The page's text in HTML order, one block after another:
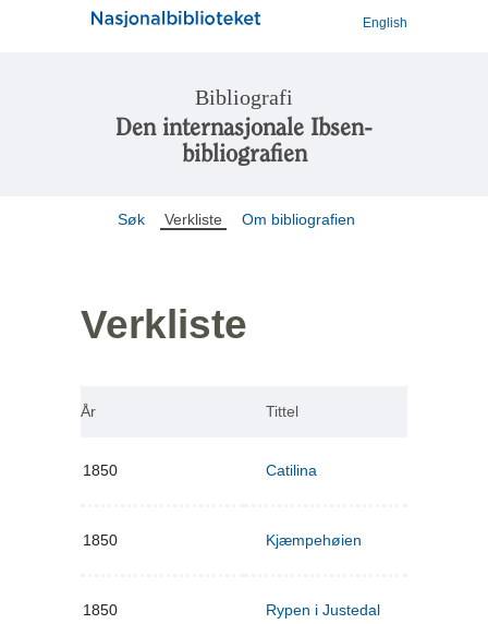
English
Bibliografi
Den internasjonale Ibsen-
bibliografien
Søk Verkliste Om bibliografien
Verkliste
År Tittel
1850 Catilina
1850 Kjæmpehøien
1850 Rypen i Justedal